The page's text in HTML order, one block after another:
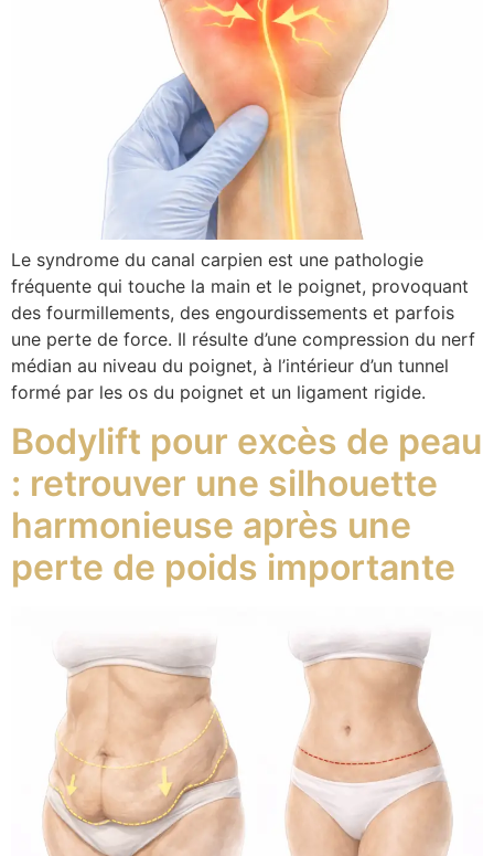
Le syndrome du canal carpien est une pathologie
fréquente qui touche la main et le poignet, provoquant
des fourmillements, des engourdissements et parfois
une perte de force. Il résulte d’une compression du nerf
médian au niveau du poignet, à l’intérieur d’un tunnel
formé par les os du poignet et un ligament rigide.
Bodylift pour excès de peau
: retrouver une silhouette
harmonieuse après une
perte de poids importante